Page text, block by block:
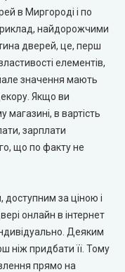
в Миргороді і по
найдорожчими
дверей, це, перш
елементів,
значення мають
Якщо ви
в вартість
зарплати
що по факту не
доступним за ціною і
онлайн в інтернет
Деяким
ніж придбати її. Тому
прямо на